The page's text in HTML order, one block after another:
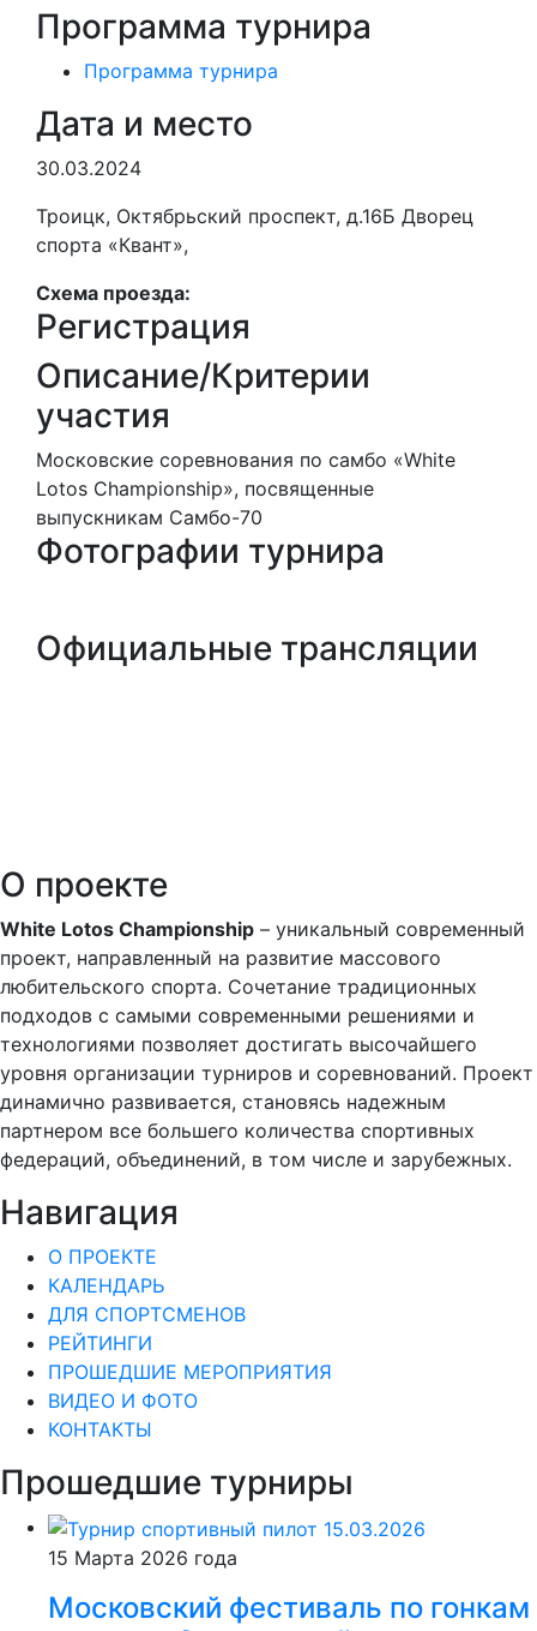
Программа турнира
Программа турнира
Дата и место
30.03.2024
Троицк, Октябрьский проспект, д.16Б Дворец
спорта «Квант»,
Схема проезда:
Регистрация
Описание/Критерии
участия
Московские соревнования по самбо «White
Lotos Championship», посвященные
выпускникам Самбо-70
Фотографии турнира
Официальные трансляции
О проекте
White Lotos Championship – уникальный современный
проект, направленный на развитие массового
любительского спорта. Сочетание традиционных
подходов с самыми современными решениями и
технологиями позволяет достигать высочайшего
уровня организации турниров и соревнований. Проект
динамично развивается, становясь надежным
партнером все большего количества спортивных
федераций, объединений, в том числе и зарубежных.
Навигация
О ПРОЕКТЕ
КАЛЕНДАРЬ
ДЛЯ СПОРТСМЕНОВ
РЕЙТИНГИ
ПРОШЕДШИЕ МЕРОПРИЯТИЯ
ВИДЕО И ФОТО
КОНТАКТЫ
Прошедшие турниры
15 Марта 2026 года
Московский фестиваль по гонкам